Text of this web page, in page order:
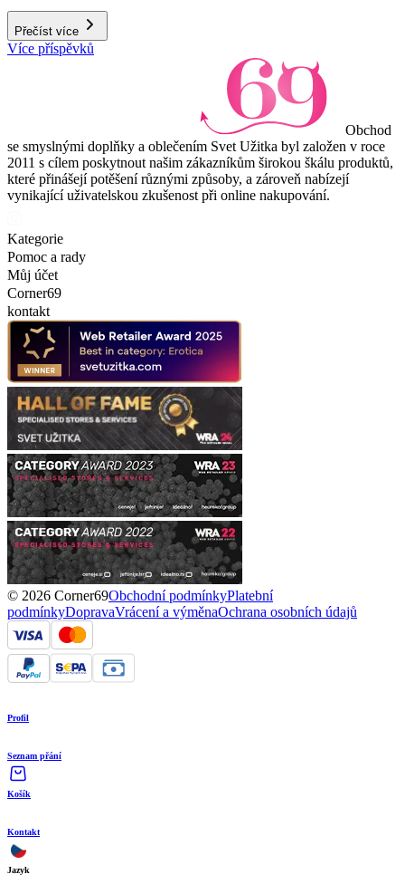
Přečíst více
Více příspěvků
Obchod
se smyslnými doplňky a oblečením Svet Užitka byl založen v roce
2011 s cílem poskytnout našim zákazníkům širokou škálu produktů,
které přinášejí potěšení různými způsoby, a zároveň nabízejí
vynikající uživatelskou zkušenost při online nakupování.
Kategorie
Pomoc a rady
Můj účet
Corner69
kontakt
© 2026 Corner69Obchodní podmínkyPlatební
podmínkyDopravaVrácení a výměnaOchrana osobních údajů
Profil
Seznam přání
Košík
Kontakt
Jazyk